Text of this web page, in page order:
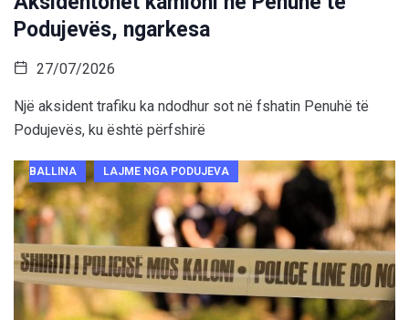
Podujevës, ngarkesa
27/07/2026
Një aksident trafiku ka ndodhur sot në fshatin Penuhë të
Podujevës, ku është përfshirë
BALLINA LAJME NGA PODUJEVA